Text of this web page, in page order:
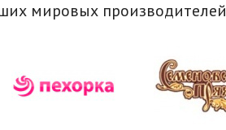
мировых производителей